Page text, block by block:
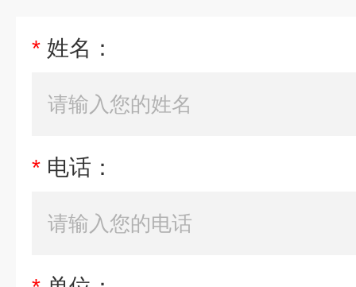
* 姓名：
* 电话：